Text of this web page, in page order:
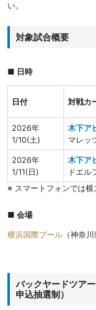
い。
対象試合概要
■ 日時
日付 対戦カ
2026年
1/10(土)
木下ア
マレッ
2026年
1/11(日)
木下ア
ドエル
※ スマートフォンでは
■ 会場
横浜国際プール （神奈
バックヤードツア
申込抽選制）